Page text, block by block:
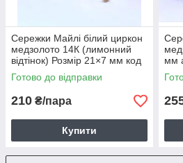
Сережки Майлі білий циркон
медзолото 14К (лимонний
відтінок) Розмір 21×7 мм код
6144
Готово до відправки
210 ₴/пара
Купити
мм
6130